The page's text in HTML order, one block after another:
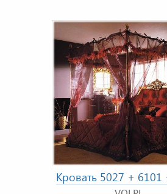
Кровать 5027 + 6101